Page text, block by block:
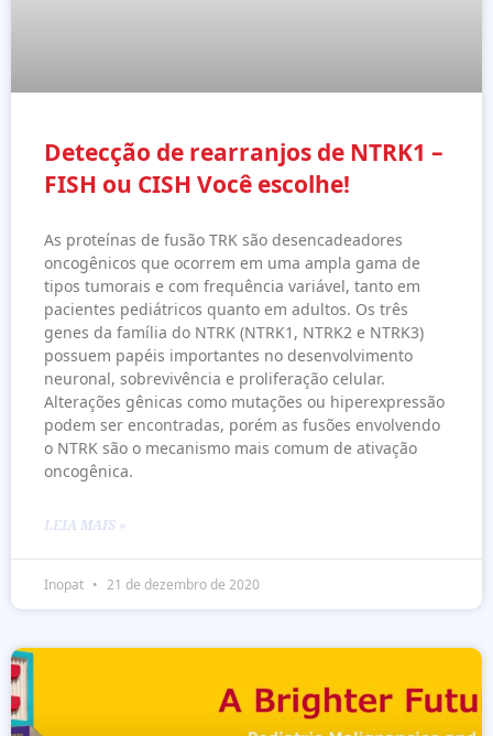
Detecção de rearranjos de NTRK1 –
FISH ou CISH Você escolhe!
As proteínas de fusão TRK são desencadeadores
oncogênicos que ocorrem em uma ampla gama de
tipos tumorais e com frequência variável, tanto em
pacientes pediátricos quanto em adultos. Os três
genes da família do NTRK (NTRK1, NTRK2 e NTRK3)
possuem papéis importantes no desenvolvimento
neuronal, sobrevivência e proliferação celular.
Alterações gênicas como mutações ou hiperexpressão
podem ser encontradas, porém as fusões envolvendo
o NTRK são o mecanismo mais comum de ativação
oncogênica.
LEIA MAIS »
Inopat 21 de dezembro de 2020